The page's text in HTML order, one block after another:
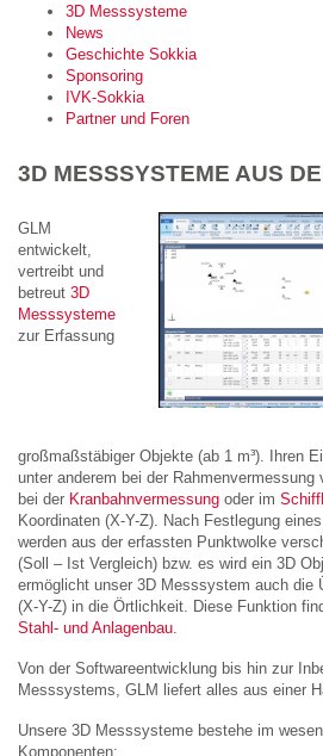
3D Messsysteme
News
Geschichte Sokkia
Sponsoring
IVK-Sokkia
Partner und Foren
3D MESSSYSTEME AUS
GLM
entwickelt,
vertreibt und
betreut 3D
Messsysteme
zur Erfassung
großmaßstäbiger Objekte (ab 1 m³). Ihren
unter anderem bei der Rahmenvermessung
bei der Kranbahnvermessung oder im
Koordinaten (X-Y-Z). Nach Festlegung
werden aus der erfassten Punktwolke
(Soll – Ist Vergleich) bzw. es wird ein 3D
ermöglicht unser 3D Messsystem auch die
(X-Y-Z) in die Örtlichkeit. Diese Funktion
Stahl- und Anlagenbau
Von der Softwareentwicklung bis hin zur
Messsystems, GLM liefert alles aus einer
Unsere 3D Messsysteme bestehe im
Komponenten: